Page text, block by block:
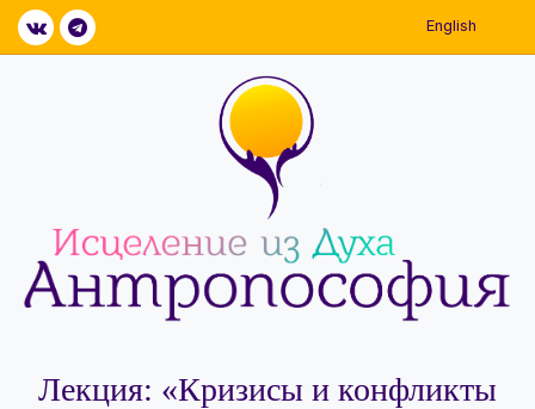
English
Лекция: «Кризисы и конфликты